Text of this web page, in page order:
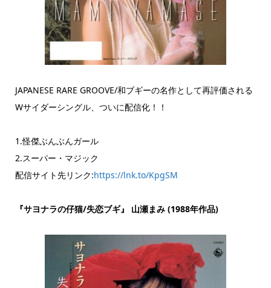
JAPANESE RARE GROOVE/和ブギーの名作として再評価される
Wサイダーシングル、ついに配信化！！
1.怪傑ぶんぶんガール
2.スーパー・マジック
配信サイト先リンク:https://lnk.to/KpgSM
『サヨナラの仔猫/失恋ブギ』 山瀬まみ (1988年作品)